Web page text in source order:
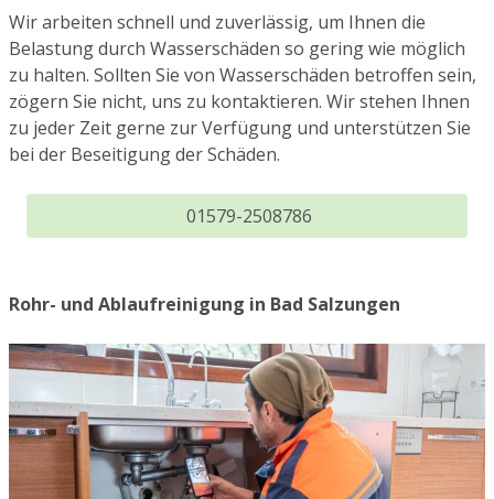
Wir arbeiten schnell und zuverlässig, um Ihnen die
Belastung durch Wasserschäden so gering wie möglich
zu halten. Sollten Sie von Wasserschäden betroffen sein,
zögern Sie nicht, uns zu kontaktieren. Wir stehen Ihnen
zu jeder Zeit gerne zur Verfügung und unterstützen Sie
bei der Beseitigung der Schäden.
01579-2508786
Rohr- und Ablaufreinigung in Bad Salzungen